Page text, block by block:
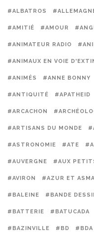
#ALBATROS
#AMITIÉ #AMOUR
#ANIMATEUR RADIO
#ANIMAUX EN VOIE
#ANIMÉS #ANNE BONNY
#ANTIQUITÉ #APATHEID
#ARCACHON
#ARTISANS DU MONDE
#ASTRONOMIE #ATE
#AUVERGNE #AUX
#AVIRON #AZUR ET
#BALEINE #BANDE
#BATTERIE #BATUCADA
#BAZINVILLE #BD #BDA